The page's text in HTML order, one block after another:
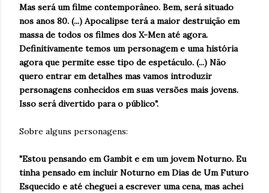
Mas será um filme contemporâneo. Bem, será situado
nos anos 80. (...) Apocalipse terá a maior destruição em
massa de todos os filmes dos X-Men até agora.
Definitivamente temos um personagem e uma história
agora que permite esse tipo de espetáculo. (...) Não
quero entrar em detalhes mas vamos introduzir
personagens conhecidos em suas versões mais jovens.
Isso será divertido para o público".
Sobre alguns personagens:
"Estou pensando em Gambit e em um jovem Noturno. Eu
tinha pensado em incluir Noturno em Dias de Um Futuro
Esquecido e até cheguei a escrever uma cena, mas achei